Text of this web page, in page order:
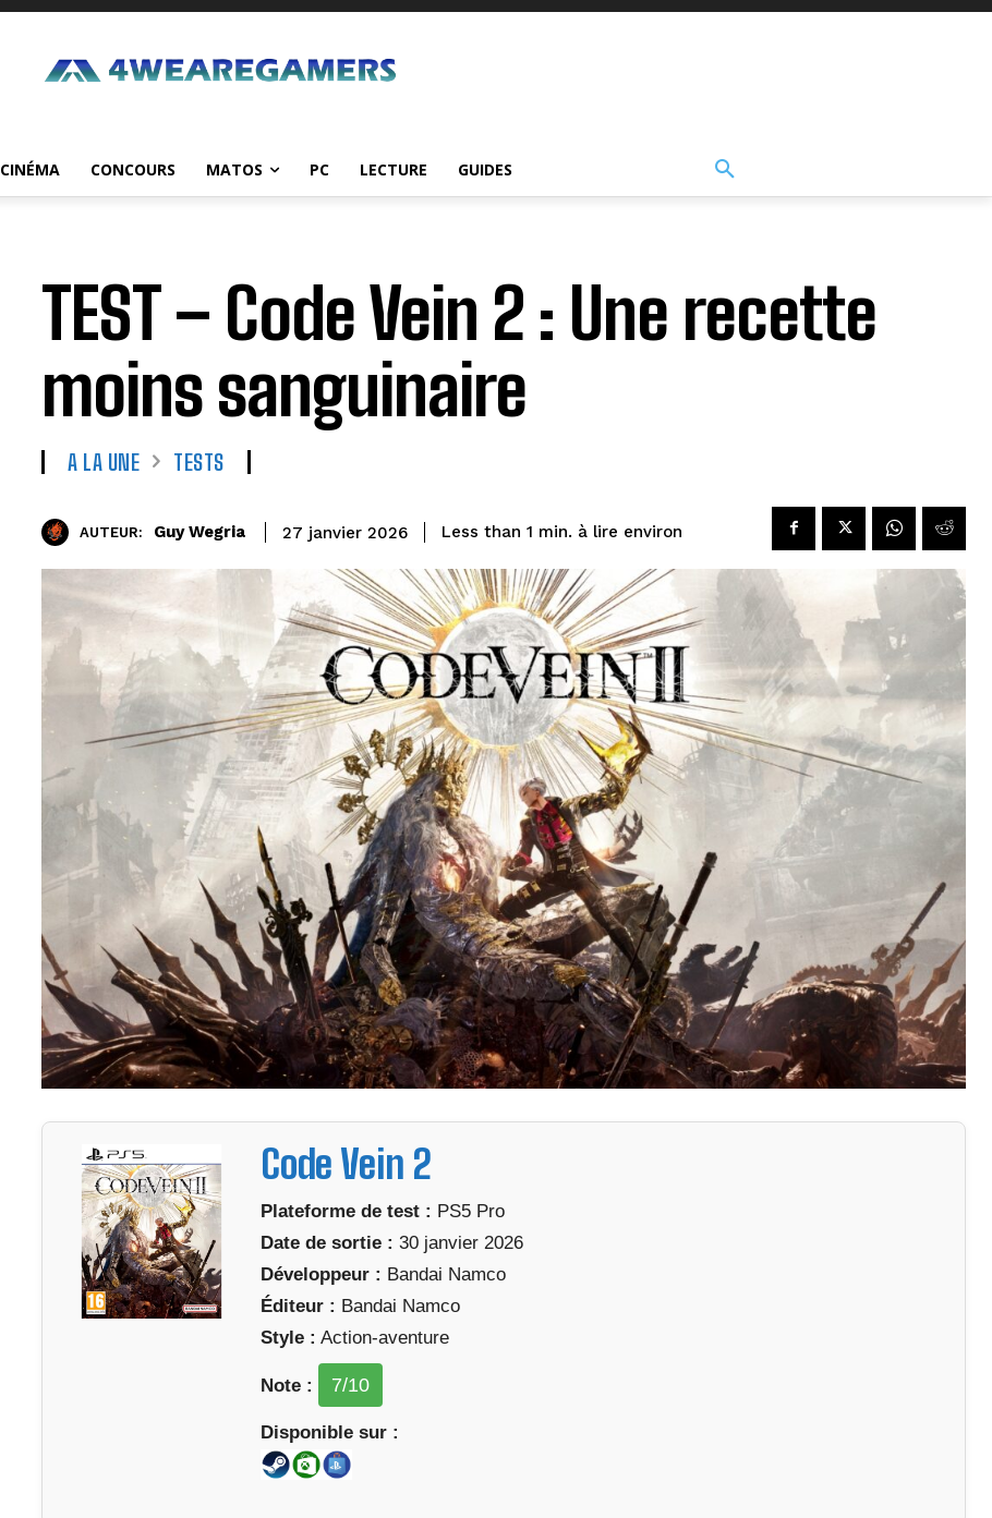
CINÉMA CONCOURS MATOS PC LECTURE GUIDES
TEST – Code Vein 2 : Une recette
moins sanguinaire
A LA UNE TESTS
AUTEUR: Guy Wegria 27 janvier 2026 Less than 1 min. à lire environ
Code Vein 2
Plateforme de test : PS5 Pro
Date de sortie : 30 janvier 2026
Développeur : Bandai Namco
Éditeur : Bandai Namco
Style : Action-aventure
Note : 7/10
Disponible sur :